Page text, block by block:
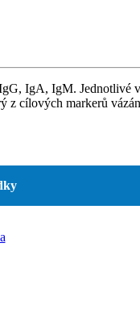
IgA, IgM. Jednotlivé
cílových markerů